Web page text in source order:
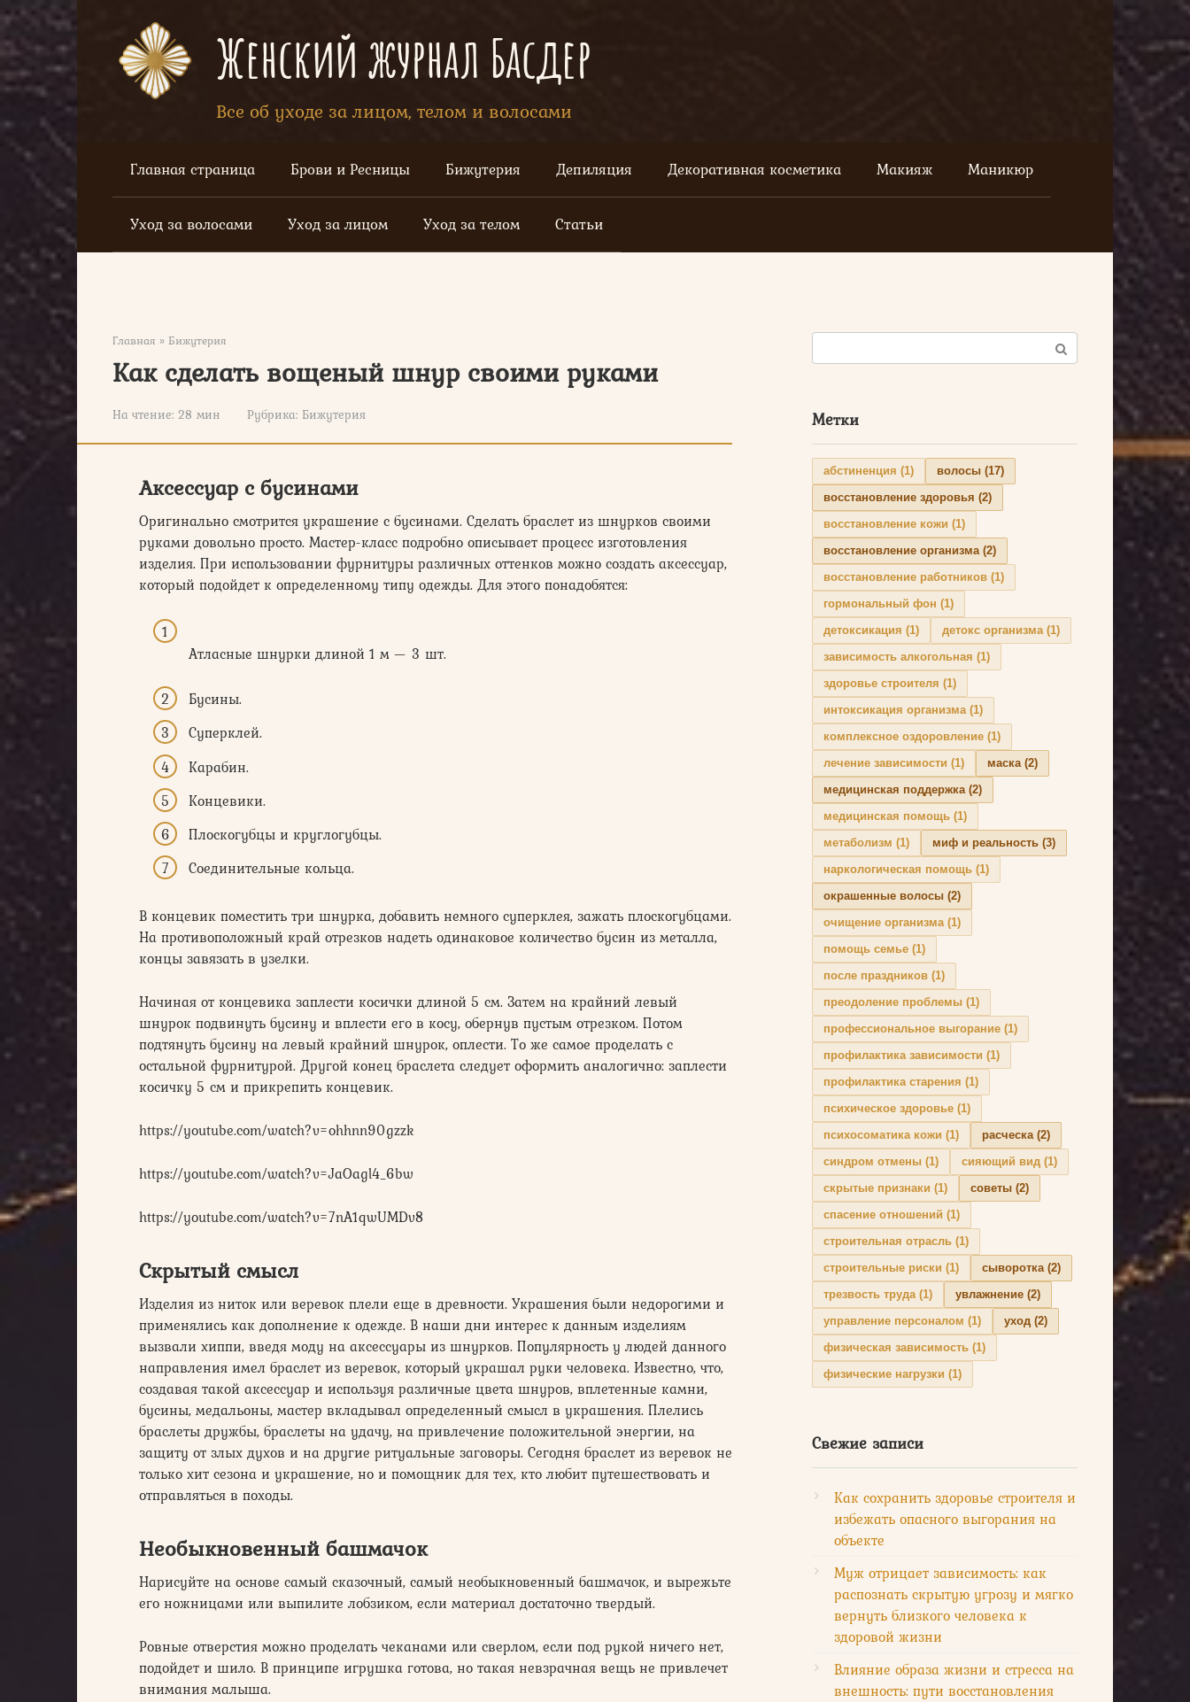
Перейти
к
контенту
Женский журнал Басдер
Все об уходе за лицом, телом и волосами
Главная страница Брови и Ресницы Бижутерия Депиляция Декоративная косметика Макияж Маникюр
Уход за волосами Уход за лицом Уход за телом Статьи
Главная » Бижутерия
Как сделать вощеный шнур своими руками
На чтение: 28 мин Рубрика: Бижутерия
Аксессуар с бусинами
Оригинально смотрится украшение с бусинами. Сделать браслет из шнурков своими
руками довольно просто. Мастер-класс подробно описывает процесс изготовления
изделия. При использовании фурнитуры различных оттенков можно создать аксессуар,
который подойдет к определенному типу одежды. Для этого понадобятся:
Атласные шнурки длиной 1 м — 3 шт.
Бусины.
Суперклей.
Карабин.
Концевики.
Плоскогубцы и круглогубцы.
Соединительные кольца.
В концевик поместить три шнурка, добавить немного суперклея, зажать плоскогубцами.
На противоположный край отрезков надеть одинаковое количество бусин из металла,
концы завязать в узелки.
Начиная от концевика заплести косички длиной 5 см. Затем на крайний левый
шнурок подвинуть бусину и вплести его в косу, обернув пустым отрезком. Потом
подтянуть бусину на левый крайний шнурок, оплести. То же самое проделать с
остальной фурнитурой. Другой конец браслета следует оформить аналогично: заплести
косичку 5 см и прикрепить концевик.
https://youtube.com/watch?v=ohhnn90gzzk
https://youtube.com/watch?v=JaOagl4_6bw
https://youtube.com/watch?v=7nA1qwUMDv8
Скрытый смысл
Изделия из ниток или веревок плели еще в древности. Украшения были недорогими и
применялись как дополнение к одежде. В наши дни интерес к данным изделиям
вызвали хиппи, введя моду на аксессуары из шнурков. Популярность у людей данного
направления имел браслет из веревок, который украшал руки человека. Известно, что,
создавая такой аксессуар и используя различные цвета шнуров, вплетенные камни,
бусины, медальоны, мастер вкладывал определенный смысл в украшения. Плелись
браслеты дружбы, браслеты на удачу, на привлечение положительной энергии, на
защиту от злых духов и на другие ритуальные заговоры. Сегодня браслет из веревок не
только хит сезона и украшение, но и помощник для тех, кто любит путешествовать и
отправляться в походы.
Необыкновенный башмачок
Нарисуйте на основе самый сказочный, самый необыкновенный башмачок, и вырежьте
его ножницами или выпилите лобзиком, если материал достаточно твердый.
Ровные отверстия можно проделать чеканами или сверлом, если под рукой ничего нет,
подойдет и шило. В принципе игрушка готова, но такая невзрачная вещь не привлечет
внимания малыша.
Поиск:
Метки
абстиненция (1) волосы (17)
восстановление здоровья (2)
восстановление кожи (1)
восстановление организма(2)
восстановление работников (1)
гормональный фон (1)
детоксикация (1) детокс организма(1)
зависимость алкогольная (1)
здоровье строителя (1)
интоксикация организма(1)
комплексное оздоровление (1)
лечение зависимости (1) маска(2)
медицинская поддержка(2)
медицинская помощь (1)
метаболизм (1) миф и реальность (3)
наркологическая помощь (1)
окрашенные волосы (2)
очищение организма(1)
помощь семье (1)
после праздников (1)
преодоление проблемы (1)
профессиональное выгорание (1)
профилактика зависимости (1)
профилактика старения (1)
психическое здоровье (1)
психосоматика кожи (1) расческа(2)
синдром отмены (1) сияющий вид (1)
скрытые признаки (1) советы (2)
спасение отношений (1)
строительная отрасль (1)
строительные риски (1) сыворотка(2)
трезвость труда(1) увлажнение (2)
управление персоналом (1) уход (2)
физическая зависимость (1)
физические нагрузки (1)
Свежие записи
Как сохранить здоровье строителя и
избежать опасного выгорания на
объекте
Муж отрицает зависимость: как
распознать скрытую угрозу и мягко
вернуть близкого человека к
здоровой жизни
Влияние образа жизни и стресса на
внешность: пути восстановления